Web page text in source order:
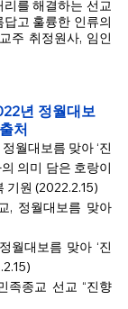
를 해결하는 선교
고 훌륭한 인류의
주 취정원사, 임인
년 정월대보
처
월대보름 맞아 ‘진
의미 담은 호랑이
기원 (2022.2.15)
, 정월대보름 맞아
월대보름 맞아 ‘진
족종교 선교 “진향